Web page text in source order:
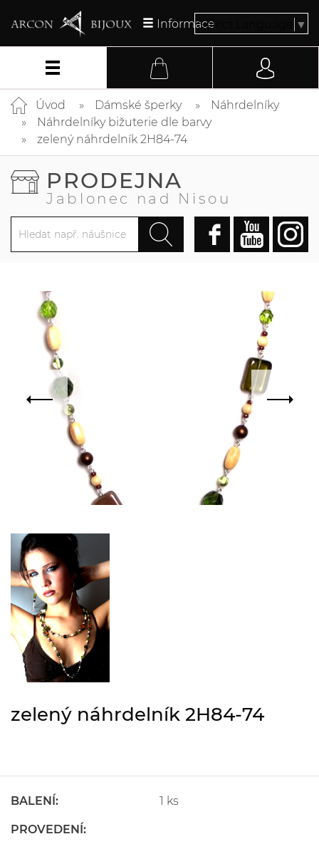
InformaceSelect Language ▼
Úvod Dámské šperky
Náhrdelníky
Náhrdelníky bižuterie dle barvy
zelený náhrdelník 2H84-74
PRODEJNA
Jablonec nad Nisou
zelený náhrdelník 2H84-74
BALENÍ: 1 ks
PROVEDENÍ: